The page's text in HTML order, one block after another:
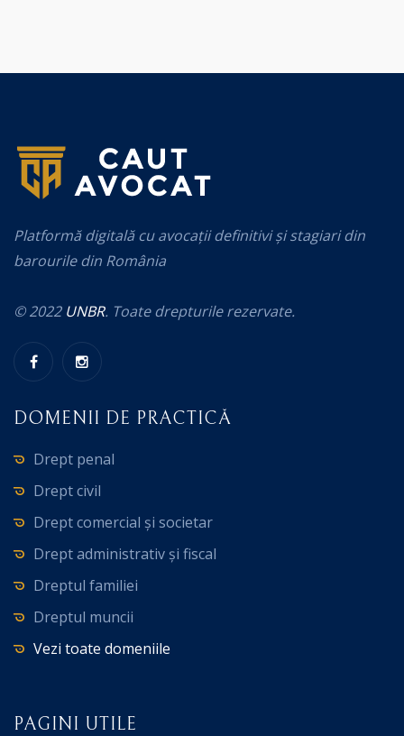
Platformă digitală cu avocații definitivi și stagiari din
barourile din România
© 2022 UNBR. Toate drepturile rezervate.
DOMENII DE PRACTICĂ
Drept penal
Drept civil
Drept comercial și societar
Drept administrativ și fiscal
Dreptul familiei
Dreptul muncii
Vezi toate domeniile
PAGINI UTILE